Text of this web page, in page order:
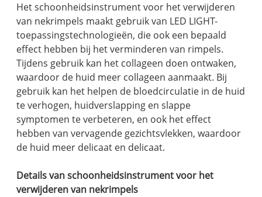
Het schoonheidsinstrument voor het verwijderen
van nekrimpels maakt gebruik van LED LIGHT-
toepassingstechnologieën, die ook een bepaald
effect hebben bij het verminderen van rimpels.
Tijdens gebruik kan het collageen doen ontwaken,
waardoor de huid meer collageen aanmaakt. Bij
gebruik kan het helpen de bloedcirculatie in de huid
te verhogen, huidverslapping en slappe
symptomen te verbeteren, en ook het effect
hebben van vervagende gezichtsvlekken, waardoor
de huid meer delicaat en delicaat.
Details van schoonheidsinstrument voor het
verwijderen van nekrimpels